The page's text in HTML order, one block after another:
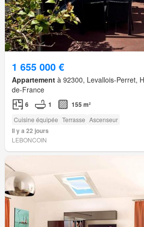
1 655 000 €
Appartement à 92300, Levallois-Perret,
de-France
6 1 155 m²
Cuisine équipée Terrasse Ascenseur
Il y a 22 jours
LEBONCOIN